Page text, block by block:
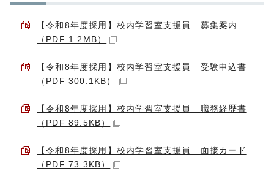
【令和8年度採用】校内学習室支援員 募集案内
（PDF 1.2MB）
【令和8年度採用】校内学習室支援員 受験申込書
（PDF 300.1KB）
【令和8年度採用】校内学習室支援員 職務経歴書
（PDF 89.5KB）
【令和8年度採用】校内学習室支援員 面接カード
（PDF 73.3KB）